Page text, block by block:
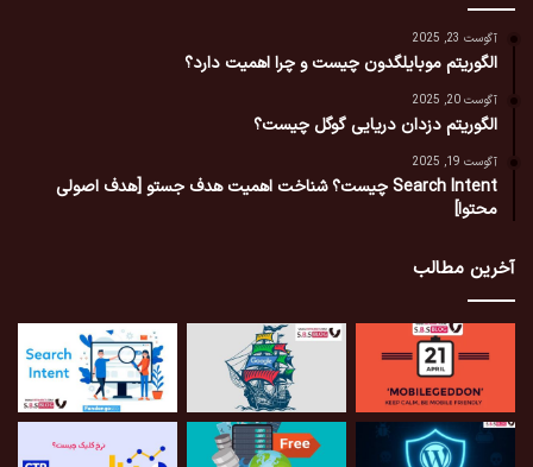
آگوست 23, 2025
الگوریتم موبایلگدون چیست و چرا اهمیت دارد؟
آگوست 20, 2025
الگوریتم دزدان دریایی گوگل چیست؟
آگوست 19, 2025
Search Intent چیست؟ شناخت اهمیت هدف جستو [هدف اصولی
محتوا]
آخرین مطالب